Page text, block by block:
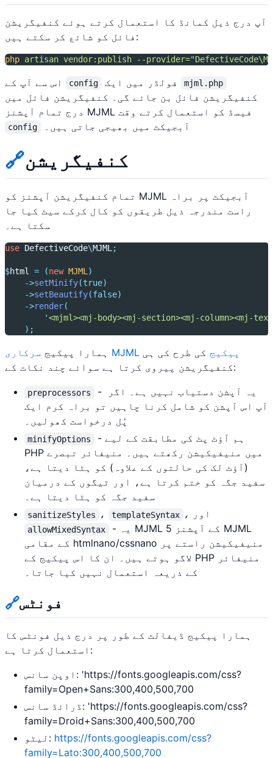
آپ درج ذیل کمانڈ کا استعمال کرتے ہوئے کنفیگریشن
فائل کو شائع کر سکتے ہیں:
php artisan vendor:publish --provider="
config mjml.php
کنفیگریشن فائل بن جائے گی۔ کنفیگریشن فائل میں
درج تمام آپشنز MJML فیسڈ کو استعمال کرتے وقت
config آبجیکٹ میں بھیجی جاتی ہیں۔
🔗کنفیگریشن
تمام کنفیگریشن آپشنز کو MJML آبجیکٹ پر براہ
راست مندرجہ ذیل طریقوں کو کال کرکے سیٹ کیا جا
سکتا ہے۔
use DefectiveCode\MJML;
$html = (new MJML)
->setMinify(true)
->setBeautify(false)
->render(
'<mjml><mj-body><mj-section><mj-column><mj-
);
ہمارا پیکیج سرکاری MJML پیکیج کی طرح کی ہی
کنفیگریشن پیروی کرتا ہے سوائے چند نکات کے:
preprocessors
- یہ آپشن دستیاب نہیں ہے۔ اگر
آپ اس آپشن کو شامل کرنا چاہیں تو براہ کرم ایک
پُل درخواست کھولیں۔
minifyOptions
- ہم آؤٹ پٹ کی مطابقت کے لیے
PHP میں منیفیکیشن رکھتے ہیں۔ منیفائر تبصرے
(آؤٹ لک کی حالتوں کے علاوہ) کو ہٹا دیتا ہے،
سفید جگہ کو ختم کرتا ہے، اور ٹیگوں کے درمیان
سفید جگہ کو ہٹا دیتا ہے۔
sanitizeStyles ، templateSyntax ، اور
allowMixedSyntax
- یہ MJML 5 کے آپشنز MJML
کے مقامی htmlnano/cssnano منیفیکیشن راستے پر
لاگو ہوتے ہیں۔ ان کا اس پیکیج کے PHP منیفائر
کے ذریعہ استعمال نہیں کیا جاتا۔
🔗فونٹس
ہمارا پیکیج ڈیفالٹ کے طور پر درج ذیل فونٹس کا
استعمال کرتا ہے:
اوپن سانس: 'https://fonts.googleapis.com/css?
family=Open+Sans:300,400,500,700
ڈرائڈ سانس: 'https://fonts.googleapis.com/css?
family=Droid+Sans:300,400,500,700
لیٹو: https://fonts.googleapis.com/css?
family=Lato:300,400,500,700